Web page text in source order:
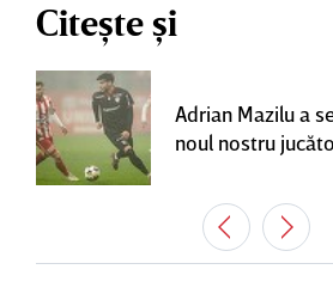
Citește și
Adrian Mazilu a
noul nostru